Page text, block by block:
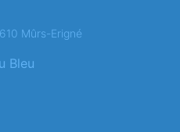
Mûrs-Erigné
Bleu